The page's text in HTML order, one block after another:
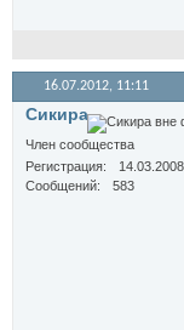
16.07.2012, 11:11
Сикира
Член сообщества
Регистрация
14.03.2008
Сообщений
583